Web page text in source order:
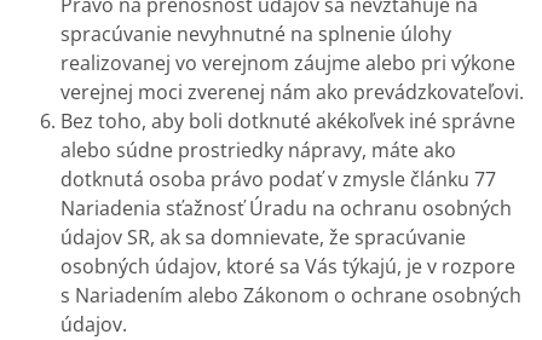
spracúvanie nevyhnutné na splnenie úlohy
realizovanej vo verejnom záujme alebo pri výkone
verejnej moci zverenej nám ako prevádzkovateľovi.
Bez toho, aby boli dotknuté akékoľvek iné správne
alebo súdne prostriedky nápravy, máte ako
dotknutá osoba právo podať v zmysle článku 77
Nariadenia sťažnosť Úradu na ochranu osobných
údajov SR, ak sa domnievate, že spracúvanie
osobných údajov, ktoré sa Vás týkajú, je v rozpore
s Nariadením alebo Zákonom o ochrane osobných
údajov.